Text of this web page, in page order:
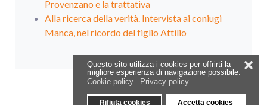
Questo sito utilizza i cookies per offrirti la
migliore esperienza di navigazione possibile.
Cookie policy
Privacy policy
Rifiuta cookies Accetta cookies
❌
Provenzano e la trattativa
Alla ricerca della verità. Intervista ai coniugi
Manca, nel ricordo del figlio Attilio